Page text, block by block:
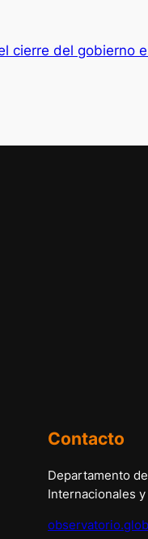
cierre del gobierno
Contacto
Departamento
Internacionales